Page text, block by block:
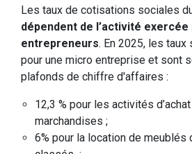
Les taux de cotisations sociales
dépendent de l’activité
entrepreneurs. En 2025, les
pour une micro entreprise et sont
plafonds de chiffre d'affaires :
12,3 % pour les activités
marchandises ;
6% pour la location de meublés